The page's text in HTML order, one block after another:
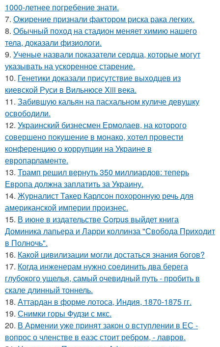
1000-летнее погребение знати.
7. Ожирение признали фактором риска рака легких.
8. Обычный поход на стадион меняет химию нашего
тела, доказали физиологи.
9. Ученые назвали показатели сердца, которые могут
указывать на ускоренное старение.
10. Генетики доказали присутствие выходцев из
киевской Руси в Вильнюсе Xiii века.
11. Забившую кальян на пасхальном куличе девушку
освободили.
12. Украинский бизнесмен Ермолаев, на которого
совершено покушение в монако, хотел провести
конференцию о коррупции на Украине в
европарламенте.
13. Трамп решил вернуть 350 миллиардов: теперь
Европа должна заплатить за Украину.
14. Журналист Такер Карлсон похоронную речь для
американской империи произнес.
15. В июне в издательстве Corpus выйдет книга
Доминика лапьера и Ларри коллинза "Свобода Приходит
в Полночь".
16. Какой цивилизации могли достаться знания богов?
17. Когда инженерам нужно соединить два берега
глубокого ущелья, самый очевидный путь - пробить в
скале длинный тоннель.
18. Аттардан в форме лотоса, Индия, 1870-1875 гг.
19. Снимки горы Фудзи с мкс.
20. В Армении уже принят закон о вступлении в ЕС -
вопрос о членстве в еаэс стоит ребром, - лавров.